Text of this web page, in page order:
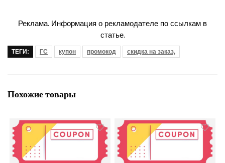
Реклама. Информация о рекламодателе по ссылкам в
статье.
ТЕГИ: ГС купон промокод скидка на заказ,
Похожие товары